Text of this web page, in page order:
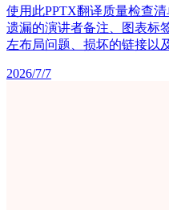
使用此PPTX翻译质量检查
遗漏的演讲者备注、图表标
左布局问题、损坏的链接以
2026/7/7